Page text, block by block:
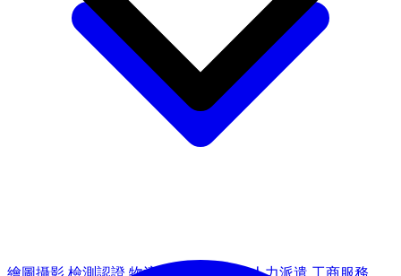
繪圖攝影 檢測認證 物流倉儲 人力派遣 工商服務